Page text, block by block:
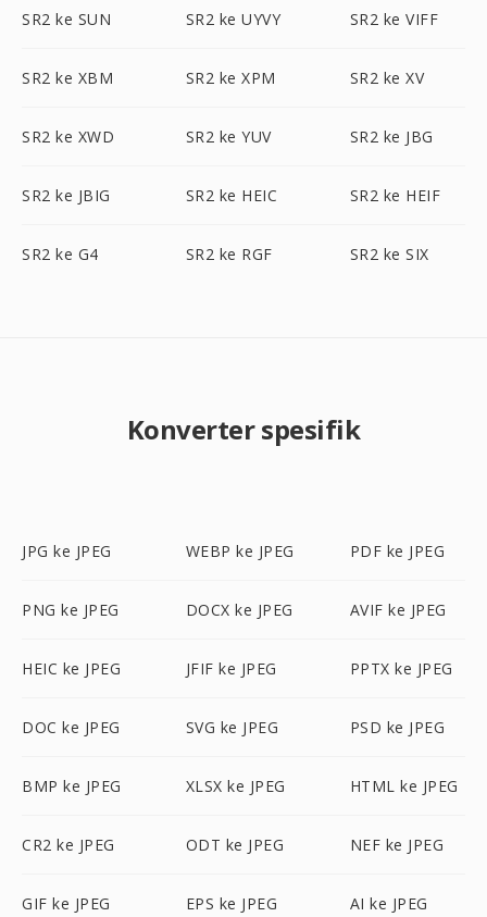
SR2 ke SUN SR2 ke UYVY SR2 ke VIFF
SR2 ke XBM SR2 ke XPM SR2 ke XV
SR2 ke XWD SR2 ke YUV SR2 ke JBG
SR2 ke JBIG SR2 ke HEIC SR2 ke HEIF
SR2 ke G4 SR2 ke RGF SR2 ke SIX
Konverter spesifik
JPG ke JPEG WEBP ke JPEG PDF ke JPEG
PNG ke JPEG DOCX ke JPEG AVIF ke JPEG
HEIC ke JPEG JFIF ke JPEG PPTX ke JPEG
DOC ke JPEG SVG ke JPEG PSD ke JPEG
BMP ke JPEG XLSX ke JPEG HTML ke JPEG
CR2 ke JPEG ODT ke JPEG NEF ke JPEG
GIF ke JPEG EPS ke JPEG AI ke JPEG